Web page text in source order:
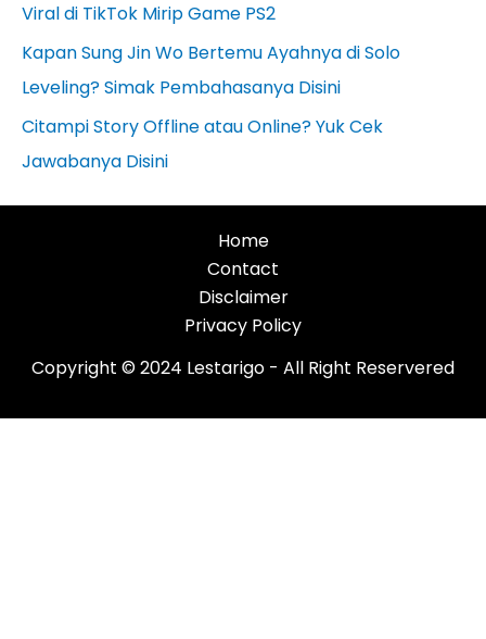
Viral di TikTok Mirip Game PS2
Kapan Sung Jin Wo Bertemu Ayahnya di Solo
Leveling? Simak Pembahasanya Disini
Citampi Story Offline atau Online? Yuk Cek
Jawabanya Disini
Home
Contact
Disclaimer
Privacy Policy
Copyright © 2024 Lestarigo - All Right Reservered